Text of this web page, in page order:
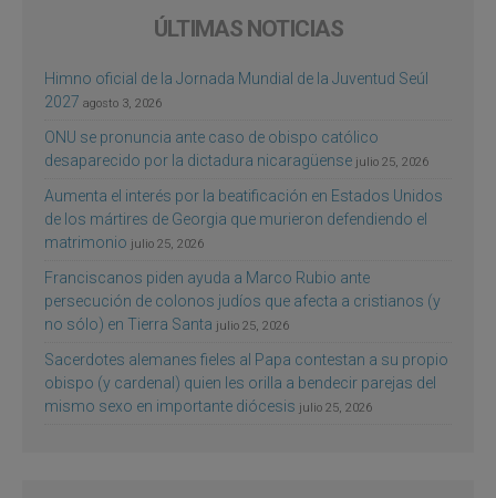
ÚLTIMAS NOTICIAS
Himno oficial de la Jornada Mundial de la Juventud Seúl
2027 agosto 3, 2026
ONU se pronuncia ante caso de obispo católico
desaparecido por la dictadura nicaragüense julio 25, 2026
Aumenta el interés por la beatificación en Estados Unidos
de los mártires de Georgia que murieron defendiendo el
matrimonio julio 25, 2026
Franciscanos piden ayuda a Marco Rubio ante
persecución de colonos judíos que afecta a cristianos (y
no sólo) en Tierra Santa julio 25, 2026
Sacerdotes alemanes fieles al Papa contestan a su propio
obispo (y cardenal) quien les orilla a bendecir parejas del
mismo sexo en importante diócesis julio 25, 2026